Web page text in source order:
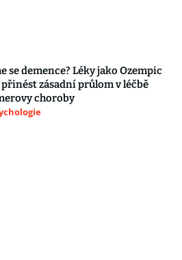
se demence? Léky jako Ozempic
zásadní průlom v léčbě
choroby